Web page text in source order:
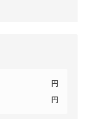
円
円